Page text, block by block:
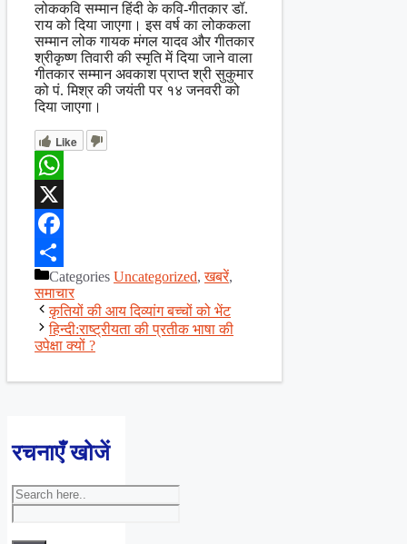
लोककवि सम्मान हिंदी के कवि-गीतकार डॉ.
राय को दिया जाएगा। इस वर्ष का लोककला
सम्मान लोक गायक मंगल यादव और गीतकार
श्रीकृष्ण तिवारी की स्मृति में दिया जाने वाला
गीतकार सम्मान अवकाश प्राप्त श्री सुकुमार
को पं. मिश्र की जयंती पर १४ जनवरी को
दिया जाएगा।
Like
WhatsApp
X
Facebook
ShareCategories Uncategorized,खबरें,
समाचार
कृतियों की आय दिव्यांग बच्चों को भेंट
हिन्दी:राष्ट्रीयता की प्रतीक भाषा की
उपेक्षा क्यों ?
रचनाएँ खोजें